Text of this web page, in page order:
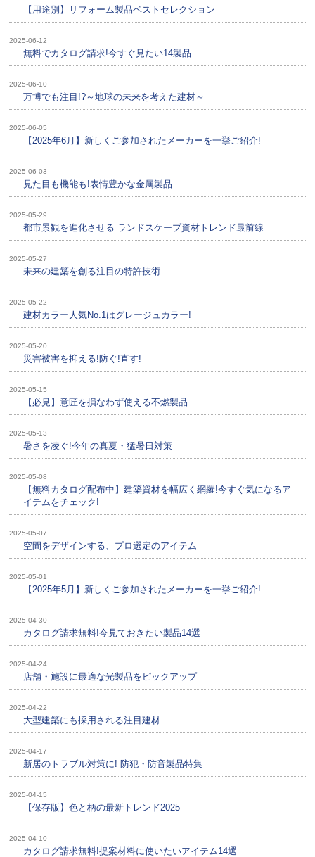
【用途別】リフォーム製品ベストセレクション
2025-06-12
無料でカタログ請求!今すぐ見たい14製品
2025-06-10
万博でも注目!?～地球の未来を考えた建材～
2025-06-05
【2025年6月】新しくご参加されたメーカーを一挙ご紹介!
2025-06-03
見た目も機能も!表情豊かな金属製品
2025-05-29
都市景観を進化させる ランドスケープ資材トレンド最前線
2025-05-27
未来の建築を創る注目の特許技術
2025-05-22
建材カラー人気No.1はグレージュカラー!
2025-05-20
災害被害を抑える!防ぐ!直す!
2025-05-15
【必見】意匠を損なわず使える不燃製品
2025-05-13
暑さを凌ぐ!今年の真夏・猛暑日対策
2025-05-08
【無料カタログ配布中】建築資材を幅広く網羅!今すぐ気になるア
イテムをチェック!
2025-05-07
空間をデザインする、プロ選定のアイテム
2025-05-01
【2025年5月】新しくご参加されたメーカーを一挙ご紹介!
2025-04-30
カタログ請求無料!今見ておきたい製品14選
2025-04-24
店舗・施設に最適な光製品をピックアップ
2025-04-22
大型建築にも採用される注目建材
2025-04-17
新居のトラブル対策に! 防犯・防音製品特集
2025-04-15
【保存版】色と柄の最新トレンド2025
2025-04-10
カタログ請求無料!提案材料に使いたいアイテム14選